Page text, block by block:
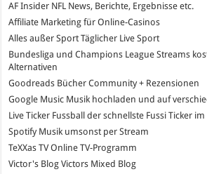
AF Insider NFL News, Berichte, Ergebnisse etc.
Affiliate Marketing für Online-Casinos
Alles außer SportTäglicher Live Sport
Bundesliga und Champions League Streams
Alternativen
Goodreads Bücher Community + Rezensionen
Google Music Musik hochladen und auf
Live Ticker Fussball
der schnellste Fussi Ticker im
SpotifyMusik umsonst per Stream
TeXXas TVOnline TV-Programm
Victor's Blog Victors Mixed Blog